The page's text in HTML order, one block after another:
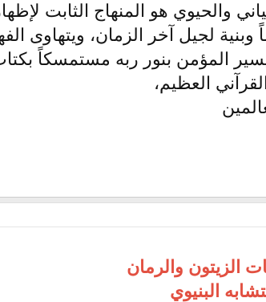
والحيوي هو المنهاج الثابت
لجيل آخر الزمان، ويتهاوى
المؤمن بنور ربه مستمسكاً
العظيم،
الزيتون والرمان
البنيوي